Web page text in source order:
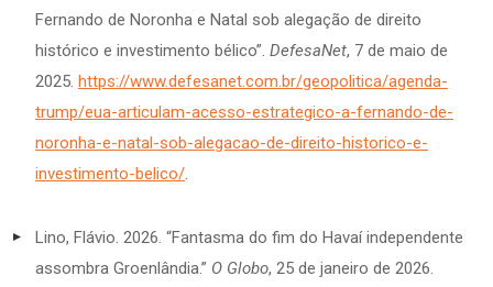
Fernando de Noronha e Natal sob alegação de direito
histórico e investimento bélico”. DefesaNet, 7 de maio de
2025. https://www.defesanet.com.br/geopolitica/agenda-
trump/eua-articulam-acesso-estrategico-a-fernando-de-
noronha-e-natal-sob-alegacao-de-direito-historico-e-
investimento-belico/.
Lino, Flávio. 2026. “Fantasma do fim do Havaí independente
assombra Groenlândia.” O Globo, 25 de janeiro de 2026.